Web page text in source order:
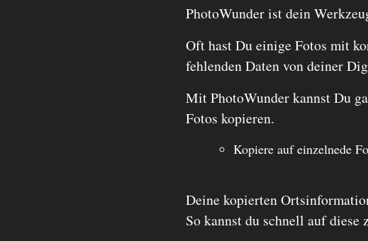
PhotoWunder ist dein
Oft hast Du einige Fotos mit
fehlenden Daten von deiner
Mit PhotoWunder kannst Du
Fotos kopieren.
Kopiere auf einzelnede
Deine kopierten
So kannst du schnell auf diese